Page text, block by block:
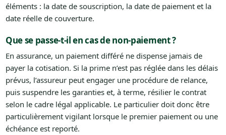
éléments : la date de souscription, la date de paiement et la
date réelle de couverture.
Que se passe-t-il en cas de non-paiement ?
En assurance, un paiement différé ne dispense jamais de
payer la cotisation. Si la prime n’est pas réglée dans les délais
prévus, l’assureur peut engager une procédure de relance,
puis suspendre les garanties et, à terme, résilier le contrat
selon le cadre légal applicable. Le particulier doit donc être
particulièrement vigilant lorsque le premier paiement ou une
échéance est reporté.